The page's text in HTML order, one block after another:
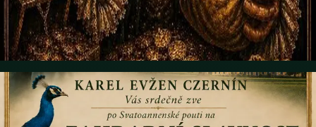
20:30 Uhr. Eintrittskarten sind im Vorverkauf über SMSticket
erhältlich, der Ticketpreis beträgt 250 CZK
Details
26. Juli 2026 • 11:45
FEST AM SCHLOSS LÁZNĚ